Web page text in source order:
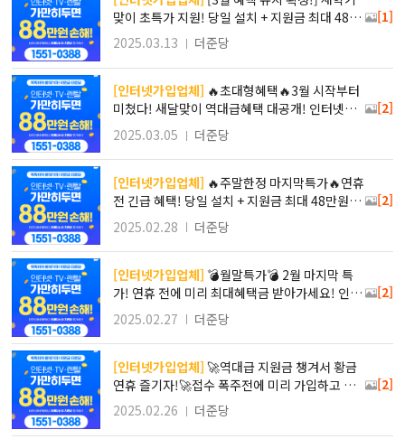
맞이 초특가 지원! 당일 설치 + 지원금 최대 48만
원! 인터넷가입추천 인터넷티비결합할인 인터넷
설치빠른곳 인터넷현금지원많이주는곳 휴대폰
인터넷결합 TV결합상품할인
[1]
2025.03.13
더준당
[인터넷가입업체]
미쳤다! 새달맞이 역대급혜택 대공개! 인터넷가
입추천 인터넷티비결합할인 인터넷설치빠른곳
인터넷현금지원많이주는곳 휴대폰인터넷결합 T
V결합상품할인
[2]
2025.03.05
더준당
[인터넷가입업체]
전 긴급 혜택! 당일 설치 + 지원금 최대 48만원!
인터넷가입추천 인터넷티비결합할인 인터넷설
치빠른곳 인터넷현금지원많이주는곳 휴대폰인
터넷결합 TV결합상품할인
[2]
2025.02.28
더준당
[인터넷가입업체] 💣월말특가💣 2월 마지막 특
가! 연휴 전에 미리 최대혜택금 받아가세요! 인터
넷가입추천 인터넷티비결합할인 인터넷설치빠
른곳 인터넷현금지원많이주는곳 휴대폰인터넷
결합 TV결합상품할인
[2]
2025.02.27
더준당
[인터넷가입업체] 🚀역대급 지원금 챙겨서 황금
연휴 즐기자!🚀접수 폭주전에 미리 가입하고 연
휴엔 편안하게 즐기자! 인터넷가입추천 인터넷티
비결합할인 인터넷설치빠른곳 인터넷현금지원
[2]
2025.02.26
더준당